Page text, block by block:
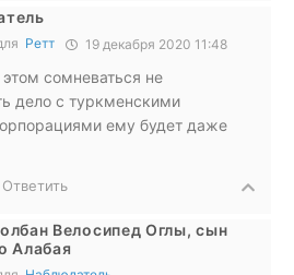
Ретт 19 декабря 2020 11:48
сомневаться не
дело с туркменскими
ему будет даже
Ответить
Велосипед Оглы, сын
Алабая